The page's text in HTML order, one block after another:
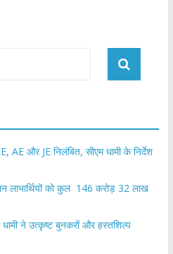
AE और JE निलंबित, सीएम धामी के निर्देश
लाभार्थियों को कुल 146 करोड़ 32 लाख
धामी ने उत्कृष्ट बुनकरों और हस्तशिल्प